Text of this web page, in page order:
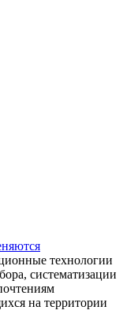
технологии
систематизации
на территории